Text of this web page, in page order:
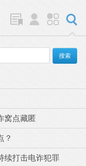
窝点藏匿
？
续打击电诈犯罪